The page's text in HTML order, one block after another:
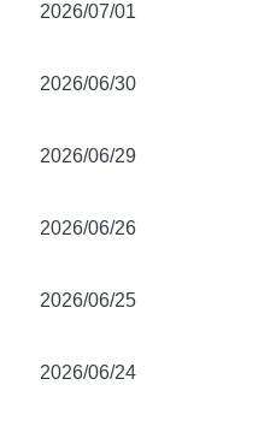
2026/07/01
2026/06/30
2026/06/29
2026/06/26
2026/06/25
2026/06/24